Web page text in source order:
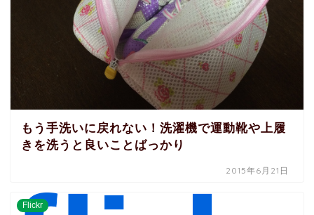
もう手洗いに戻れない！洗濯機で運動靴や上履
きを洗うと良いことばっかり
2015年6月21日
Flickr